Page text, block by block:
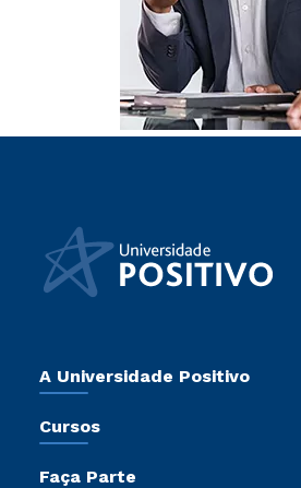
A Universidade Positivo
Sala de Imprensa
Cursos
Faça Parte